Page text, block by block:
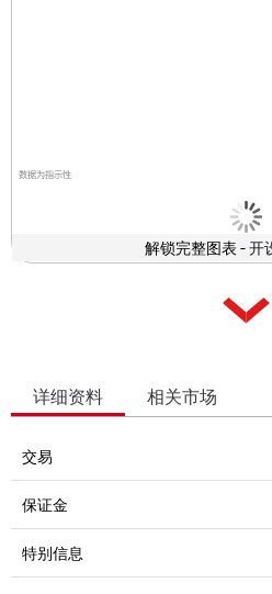
数据为指示性
解锁完整图表 -
详细资料 相关市场